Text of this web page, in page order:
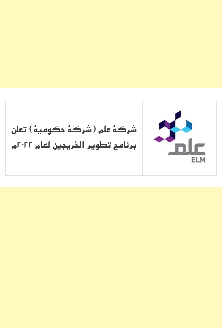
شركة علم (شركة حكومية) تعلن
برنامج تطوير الخريجين لعام 2022م